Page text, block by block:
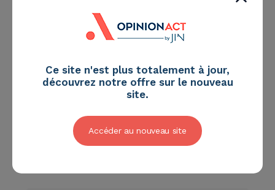
“La conquête du pouvoir par le citoyen-consommateur
est totalement corrélée à l’histoire du Web. Et c’est dans
le déséquilibre qu’elle génère sur l’ordre établi, face aux
la guerre digitale.”
26/05/2016
Ce site n'est plus totalement à jour,
découvrez notre offre sur le nouveau
site.
Accéder au nouveau site